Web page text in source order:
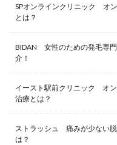
SPオンラインクリニック オ
とは？
BIDAN 女性のための発毛専
介！
イースト駅前クリニック オン
治療とは？
ストラッシュ 痛みが少ない
は？